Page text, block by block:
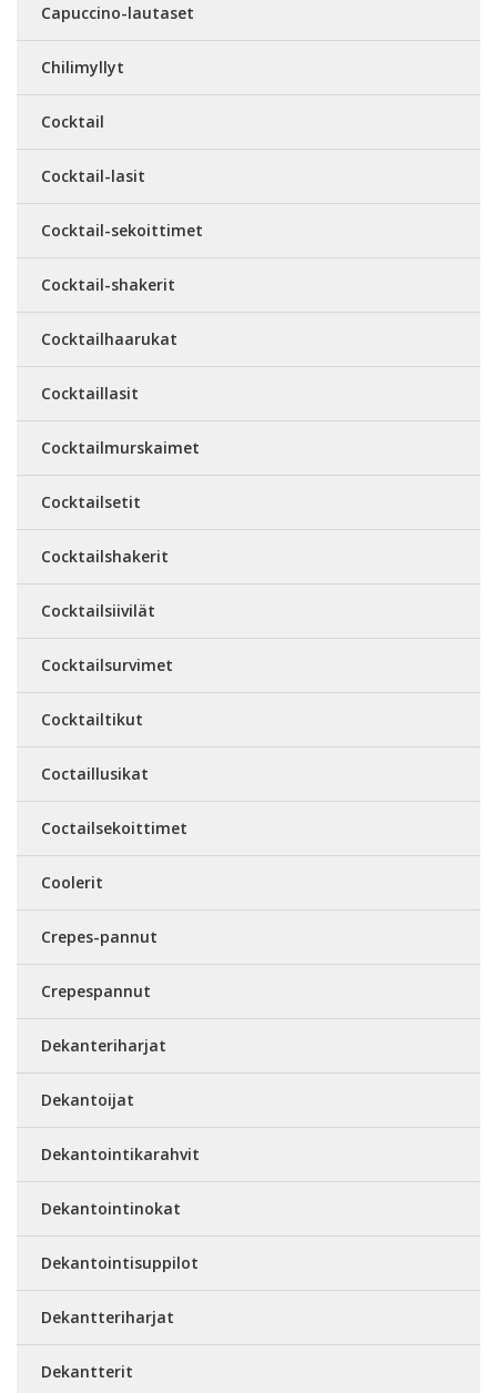
Capuccino-lautaset
Chilimyllyt
Cocktail
Cocktail-lasit
Cocktail-sekoittimet
Cocktail-shakerit
Cocktailhaarukat
Cocktaillasit
Cocktailmurskaimet
Cocktailsetit
Cocktailshakerit
Cocktailsiivilät
Cocktailsurvimet
Cocktailtikut
Coctaillusikat
Coctailsekoittimet
Coolerit
Crepes-pannut
Crepespannut
Dekanteriharjat
Dekantoijat
Dekantointikarahvit
Dekantointinokat
Dekantointisuppilot
Dekantteriharjat
Dekantterit